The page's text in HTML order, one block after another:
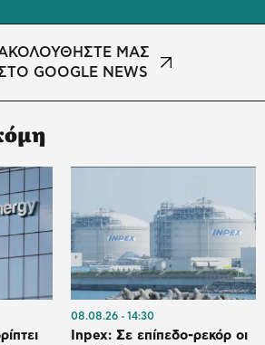
ΜΑΣ
GOOGLE NEWS
08.08.26 14:30
Inpex: Σε επίπεδο-ρεκόρ οι